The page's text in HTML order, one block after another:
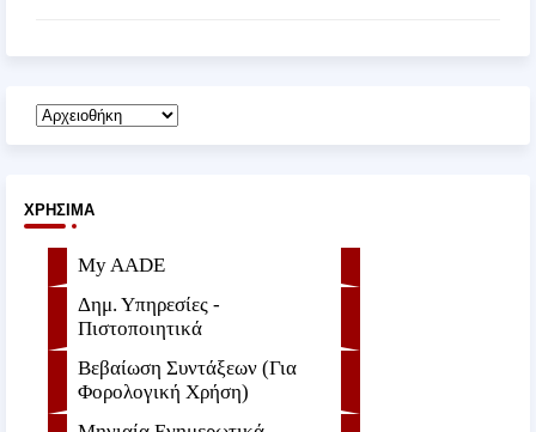
ΧΡΉΣΙΜΑ
My AADE
Δημ. Υπηρεσίες -
Πιστοποιητικά
Βεβαίωση Συντάξεων (Για
Φορολογική Χρήση)